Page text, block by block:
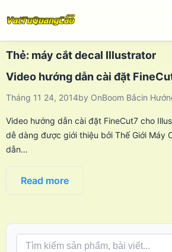
Thẻ: máy cắt decal Illustrator
Video hướng dẫn cài đặt
Tháng 11 24, 2014by OnBoom Bắcin
Video hướng dẫn cài đặt FineCut7 cho
dễ dàng được giới thiệu bởi Thế Giới Máy
dẫn…
Read more